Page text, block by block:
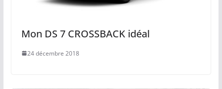
Mon DS 7 CROSSBACK idéal
24 décembre 2018